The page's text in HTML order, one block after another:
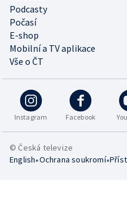
Podcasty
Počasí
E-shop
Mobilní a TV aplikace
Vše o ČT
Instagram Facebook
© Česká televize
English•Ochrana soukromí•